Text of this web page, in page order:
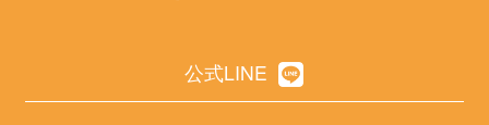
公式LINE